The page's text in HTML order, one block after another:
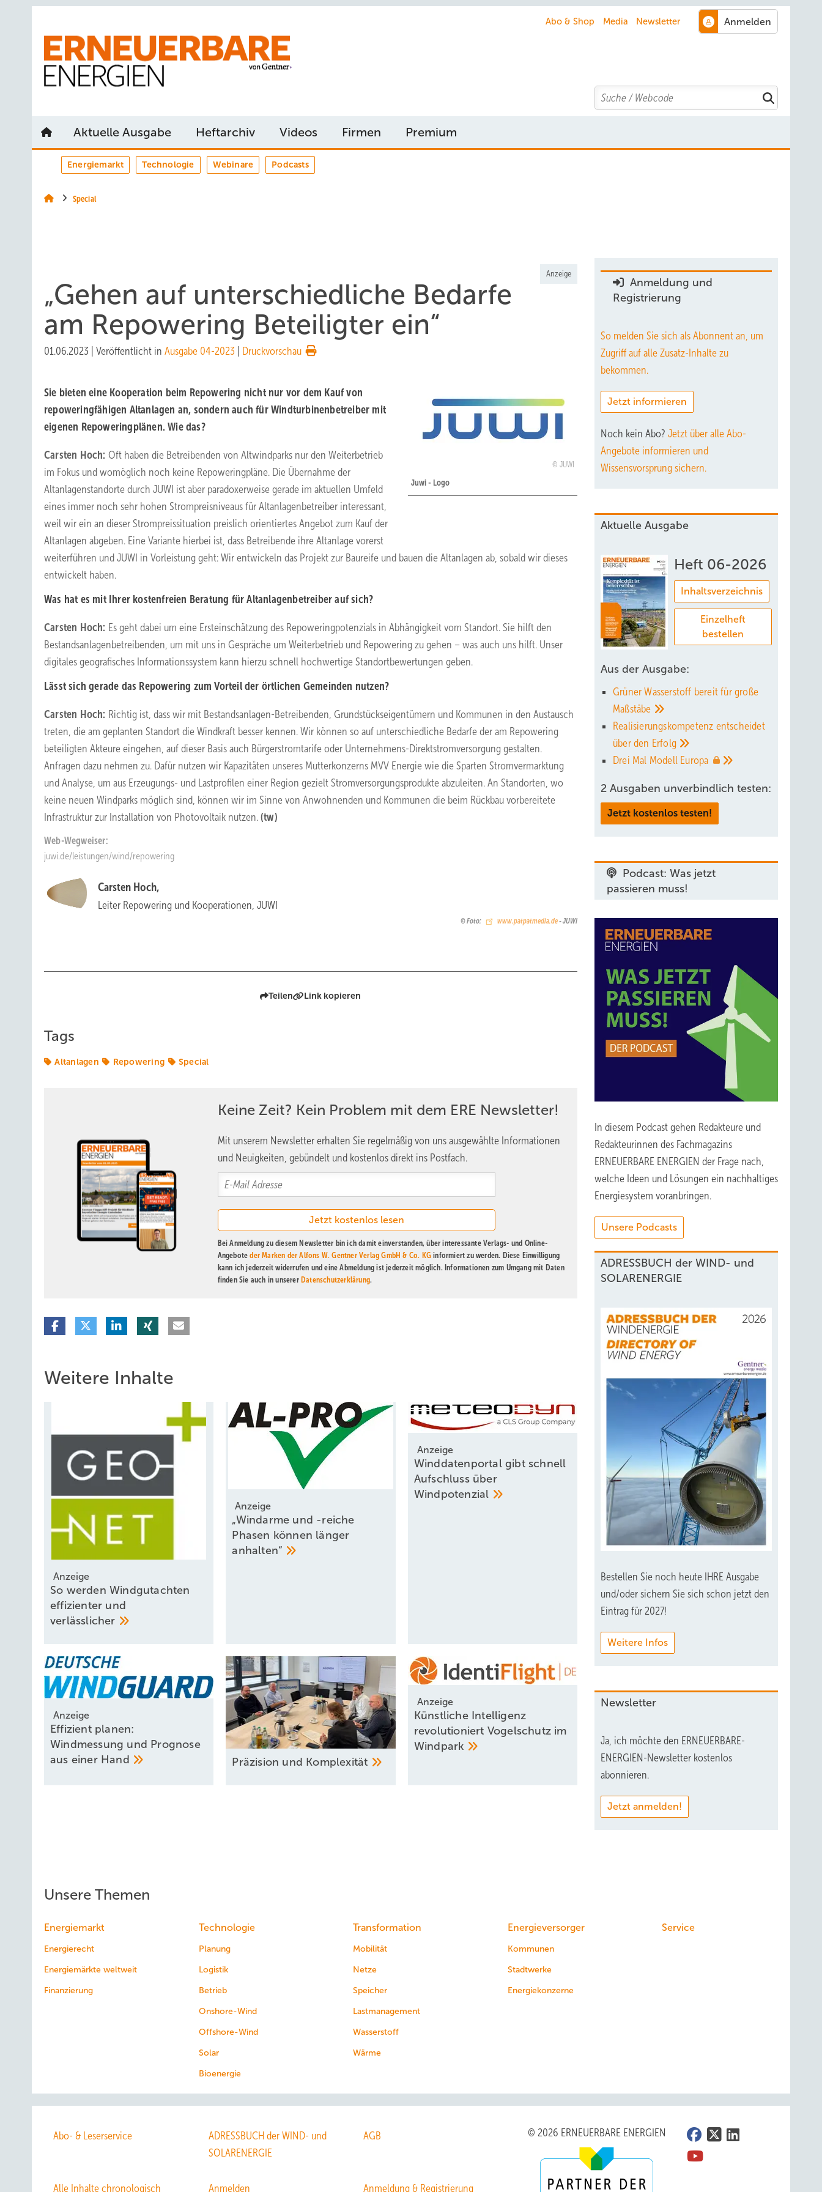
Abo & Shop Media Newsletter
Search
Aktuelle Ausgabe Heftarchiv Videos Firmen Premium
Energiemarkt Technologie Webinare Podcasts
Special
Anzeige
„Gehen auf unterschiedliche Bedarfe
am Repowering Beteiligter ein“
01.06.2023 Veröffentlicht in Ausgabe 04-2023 Druckvorschau
JUWI
Juwi - Logo
Sie bieten eine Kooperation beim Repowering nicht nur vor dem Kauf von
repoweringfähigen Altanlagen an, sondern auch für Windturbinenbetreiber mit
eigenen Repoweringplänen. Wie das?
Carsten Hoch: Oft haben die Betreibenden von Altwindparks nur den Weiterbetrieb
im Fokus und womöglich noch keine Repoweringpläne. Die Übernahme der
Altanlagenstandorte durch JUWI ist aber paradoxerweise gerade im aktuellen Umfeld
eines immer noch sehr hohen Strompreisniveaus für Altanlagenbetreiber interessant,
weil wir ein an dieser Strompreissituation preislich orientiertes Angebot zum Kauf der
Altanlagen abgeben. Eine Variante hierbei ist, dass Betreibende ihre Altanlage vorerst
weiterführen und JUWI in Vorleistung geht: Wir entwickeln das Projekt zur Baureife und bauen die Altanlagen ab, sobald wir dieses
entwickelt haben.
Was hat es mit Ihrer kostenfreien Beratung für Altanlagenbetreiber auf sich?
Carsten Hoch: Es geht dabei um eine Ersteinschätzung des Repoweringpotenzials in Abhängigkeit vom Standort. Sie hilft den
Bestandsanlagenbetreibenden, um mit uns in Gespräche um Weiterbetrieb und Repowering zu gehen – was auch uns hilft. Unser
digitales geografisches Informationssystem kann hierzu schnell hochwertige Standortbewertungen geben.
Lässt sich gerade das Repowering zum Vorteil der örtlichen Gemeinden nutzen?
Carsten Hoch: Richtig ist, dass wir mit Bestandsanlagen-Betreibenden, Grundstückseigentümern und Kommunen in den Austausch
treten, die am geplanten Standort die Windkraft besser kennen. Wir können so auf unterschiedliche Bedarfe der am Repowering
beteiligten Akteure eingehen, auf dieser Basis auch Bürgerstromtarife oder Unternehmens-Direktstromversorgung gestalten.
Anfragen dazu nehmen zu. Dafür nutzen wir Kapazitäten unseres Mutterkonzerns MVV Energie wie die Sparten Stromvermarktung
und Analyse, um aus Erzeugungs- und Lastprofilen einer Region gezielt Stromversorgungsprodukte abzuleiten. An Standorten, wo
keine neuen Windparks möglich sind, können wir im Sinne von Anwohnenden und Kommunen die beim Rückbau vorbereitete
Infrastruktur zur Installation von Photovoltaik nutzen. (tw)
Web-Wegweiser:
juwi.de/leistungen/wind/repowering
Carsten Hoch,
Leiter Repowering und Kooperationen, JUWI
Foto: www.patpatmedia.de- JUWI
Teilen Link kopieren
Tags
Altanlagen Repowering Special
Keine Zeit? Kein Problem mit dem ERE Newsletter!
Mit unserem Newsletter erhalten Sie regelmäßig von uns ausgewählte Informationen
und Neuigkeiten, gebündelt und kostenlos direkt ins Postfach.
Bei Anmeldung zu diesem Newsletter bin ich damit einverstanden, über interessante Verlags- und Online-
Angeboteder Marken der Alfons W. Gentner Verlag GmbH & Co. KG informiert zu werden. Diese Einwilligung
kann ich jederzeit widerrufen und eine Abmeldung ist jederzeit möglich. Informationen zum Umgang mit Daten
finden Sie auch in unserer Datenschutzerklärung.
Weitere Inhalte
Anzeige
So werden Windgutachten
effizienter und
verlässlicher
Anzeige
„Windarme und -reiche
Phasen können länger
anhalten“
Anzeige
Winddatenportal gibt schnell
Aufschluss über
Windpotenzial
Anzeige
Effizient planen:
Windmessung und Prognose
aus einer Hand Präzision und Komplexität
Anzeige
Künstliche Intelligenz
revolutioniert Vogelschutz im
Windpark
Anmeldung und
Registrierung
So melden Sie sich als Abonnent an, um
Zugriff auf alle Zusatz-Inhalte zu
bekommen.
Jetzt informieren
Noch kein Abo? Jetzt über alle Abo-
Angebote informieren und
Wissensvorsprung sichern.
Aktuelle Ausgabe
Heft 06-2026
Inhaltsverzeichnis
Einzelheft
bestellen
Aus der Ausgabe:
Grüner Wasserstoff bereit für große
Maßstäbe
Realisierungskompetenz entscheidet
über den Erfolg
Drei Mal Modell Europa
2 Ausgaben unverbindlich testen:
Jetzt kostenlos testen!
Podcast: Was jetzt
passieren muss!
In diesem Podcast gehen Redakteure und
Redakteurinnen des Fachmagazins
ERNEUERBARE ENERGIEN der Frage nach,
welche Ideen und Lösungen ein nachhaltiges
Energiesystem voranbringen.
Unsere Podcasts
ADRESSBUCH der WIND- und
SOLARENERGIE
Bestellen Sie noch heute IHRE Ausgabe
und/oder sichern Sie sich schon jetzt den
Eintrag für 2027!
Weitere Infos
Newsletter
Ja, ich möchte den ERNEUERBARE-
ENERGIEN-Newsletter kostenlos
abonnieren.
Jetzt anmelden!
Unsere Themen
Energiemarkt
Energierecht
Energiemärkte weltweit
Finanzierung
Technologie
Planung
Logistik
Betrieb
Onshore-Wind
Offshore-Wind
Solar
Bioenergie
Transformation
Mobilität
Netze
Speicher
Lastmanagement
Wasserstoff
Wärme
Energieversorger
Kommunen
Stadtwerke
Energiekonzerne
Service
Abo- & Leserservice
ADRESSBUCH der WIND- und
SOLARENERGIE
AGB
Alle Inhalte chronologisch Anmelden Anmeldung & Registrierung
© 2026 ERNEUERBARE ENERGIEN